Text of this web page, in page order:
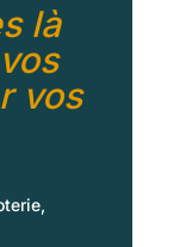
là
vos